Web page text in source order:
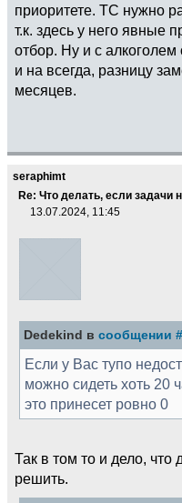
приоритете. ТС нужно
т.к. здесь у него явные
отбор. Ну и с
и на всегда, разницу
месяцев.
seraphimt
Re: Что делать, если задачи
13.07.2024, 11:45
Dedekind в сообщении
Если у Вас тупо
можно сидеть хоть 20
это принесет ровно 0
Так в том то и дело, что
решить.